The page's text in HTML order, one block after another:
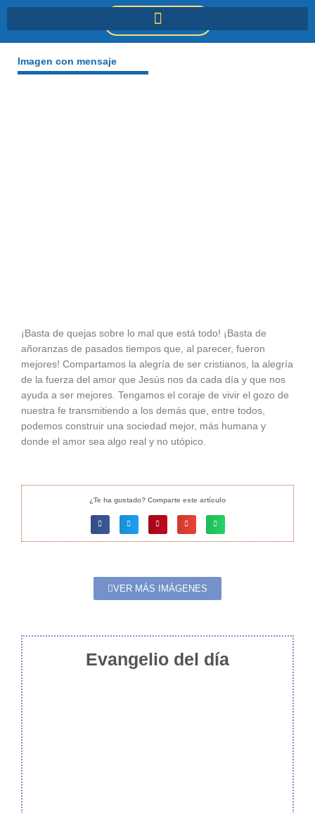
DONACIONES
Imagen con mensaje
¡Basta de quejas sobre lo mal que está todo! ¡Basta de
añoranzas de pasados tiempos que, al parecer, fueron
mejores! Compartamos la alegría de ser cristianos, la alegría
de la fuerza del amor que Jesús nos da cada día y que nos
ayuda a ser mejores. Tengamos el coraje de vivir el gozo de
nuestra fe transmitiendo a los demás que, entre todos,
podemos construir una sociedad mejor, más humana y
donde el amor sea algo real y no utópico.
¿Te ha gustado? Comparte este artículo
VER MÁS IMÁGENES
Evangelio del día